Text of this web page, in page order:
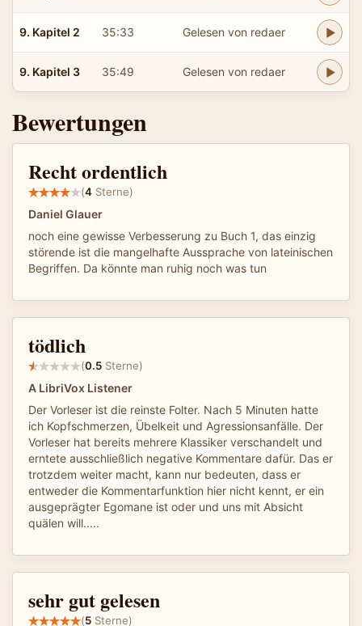
9. Kapitel 2 35:33 Gelesen von redaer
9. Kapitel 3 35:49 Gelesen von redaer
Bewertungen
Recht ordentlich
(4 Sterne)
Daniel Glauer
noch eine gewisse Verbesserung zu Buch 1, das einzig
störende ist die mangelhafte Aussprache von lateinischen
Begriffen. Da könnte man ruhig noch was tun
tödlich
(0.5 Sterne)
A LibriVox Listener
Der Vorleser ist die reinste Folter. Nach 5 Minuten hatte
ich Kopfschmerzen, Übelkeit und Agressionsanfälle. Der
Vorleser hat bereits mehrere Klassiker verschandelt und
erntete ausschließlich negative Kommentare dafür. Das er
trotzdem weiter macht, kann nur bedeuten, dass er
entweder die Kommentarfunktion hier nicht kennt, er ein
ausgeprägter Egomane ist oder und uns mit Absicht
quälen will.....
sehr gut gelesen
(5 Sterne)